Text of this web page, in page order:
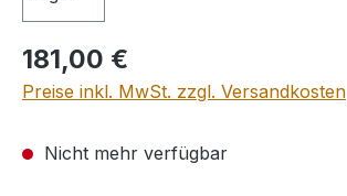
Regulärer Preis:
181,00 €
Preise inkl. MwSt. zzgl. Versandkosten
Nicht mehr verfügbar